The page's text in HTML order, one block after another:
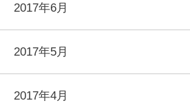
2017年6月
2017年5月
2017年4月